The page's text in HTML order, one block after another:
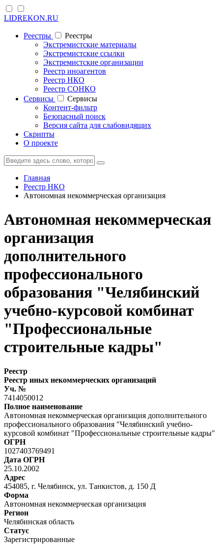
LIDREKON.RU
Реестры
Реестры
Экстремистские материалы
Экстремистские ссылки
Экстремистские организации
Реестр иноагентов
Реестр НКО
Реестр СОНКО
Cервисы
Cервисы
Контент-фильтр
Безопасный поиск
Версия сайта для слабовидящих
Скрипты
О проекте
Главная
Реестр НКО
Автономная некоммерческая организация
Автономная некоммерческая
организация
дополнительного
профессионального
образования "Челябинский
учебно-курсовой комбинат
"Профессиональные
строительные кадры"
Реестр
Реестр иных некоммерческих организаций
Уч. №
7414050012
Полное наименование
Автономная некоммерческая организация дополнительного
профессионального образования "Челябинский учебно-
курсовой комбинат "Профессиональные строительные кадры"
ОГРН
1027403769491
Дата ОГРН
25.10.2002
Адрес
454085, г. Челябинск, ул. Танкистов, д. 150 Д
Форма
Автономная некоммерческая организация
Регион
Челябинская область
Статус
Зарегистрированные